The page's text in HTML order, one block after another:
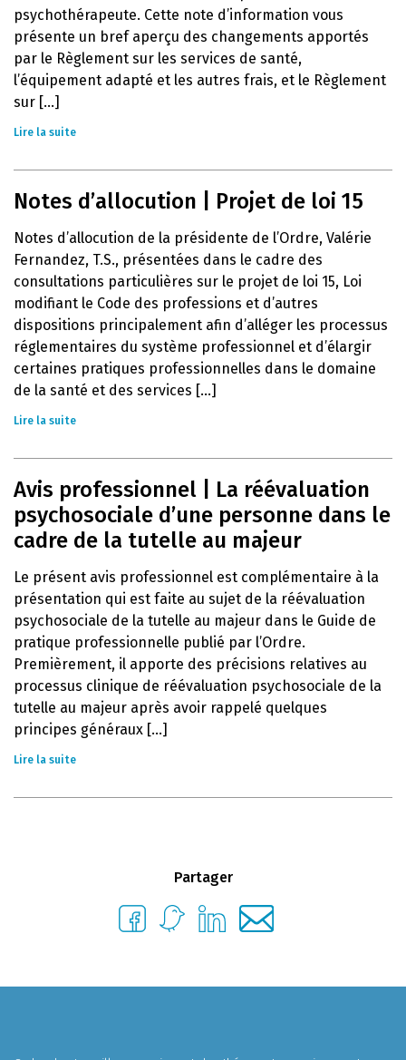
psychothérapeute. Cette note d’information vous
présente un bref aperçu des changements apportés
par le Règlement sur les services de santé,
l’équipement adapté et les autres frais, et le Règlement
sur [...]
Lire la suite
Notes d’allocution | Projet de loi 15
Notes d’allocution de la présidente de l’Ordre, Valérie
Fernandez, T.S., présentées dans le cadre des
consultations particulières sur le projet de loi 15, Loi
modifiant le Code des professions et d’autres
dispositions principalement afin d’alléger les processus
réglementaires du système professionnel et d’élargir
certaines pratiques professionnelles dans le domaine
de la santé et des services [...]
Lire la suite
Avis professionnel | La réévaluation
psychosociale d’une personne dans le
cadre de la tutelle au majeur
Le présent avis professionnel est complémentaire à la
présentation qui est faite au sujet de la réévaluation
psychosociale de la tutelle au majeur dans le Guide de
pratique professionnelle publié par l’Ordre.
Premièrement, il apporte des précisions relatives au
processus clinique de réévaluation psychosociale de la
tutelle au majeur après avoir rappelé quelques
principes généraux [...]
Lire la suite
Partager